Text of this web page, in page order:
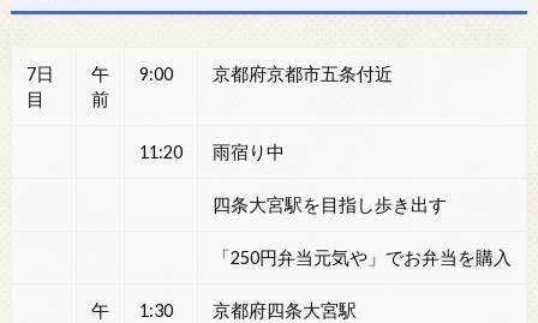
7日
目
午
前
9:00 京都府京都市五条付近
11:20 雨宿り中
四条大宮駅を目指し歩き出す
「250円弁当元気や」でお弁当を購入
午
1:30 京都府四条大宮駅